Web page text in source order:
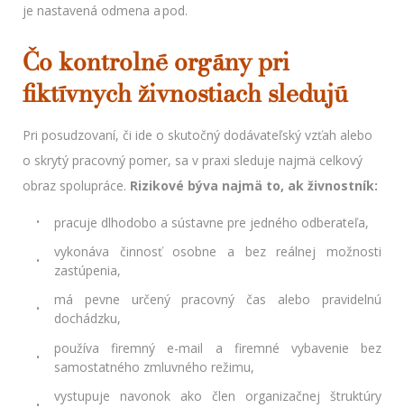
je nastavená odmena a pod.
Čo kontrolné orgány pri
fiktívnych živnostiach sledujú
Pri posudzovaní, či ide o skutočný dodávateľský vzťah alebo
o skrytý pracovný pomer, sa v praxi sleduje najmä celkový
obraz spolupráce. Rizikové býva najmä to, ak živnostník:
pracuje dlhodobo a sústavne pre jedného odberateľa,
vykonáva činnosť osobne a bez reálnej možnosti
zastúpenia,
má pevne určený pracovný čas alebo pravidelnú
dochádzku,
používa firemný e-mail a firemné vybavenie bez
samostatného zmluvného režimu,
vystupuje navonok ako člen organizačnej štruktúry